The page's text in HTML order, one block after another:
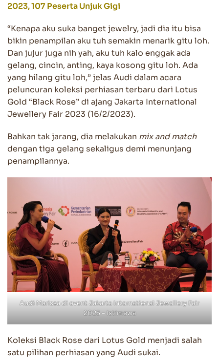
2023, 107 Peserta Unjuk Gigi
“Kenapa aku suka banget jewelry, jadi dia itu bisa
bikin penampilan aku tuh semakin menarik gitu loh.
Dan jujur juga nih yah, aku tuh kalo enggak ada
gelang, cincin, anting, kaya kosong gitu loh. Ada
yang hilang gitu loh,” jelas Audi dalam acara
peluncuran koleksi perhiasan terbaru dari Lotus
Gold “Black Rose” di ajang Jakarta International
Jewellery Fair 2023 (16/2/2023).
Bahkan tak jarang, dia melakukan mix and match
dengan tiga gelang sekaligus demi menunjang
penampilannya.
Audi Marissa di event Jakarta International Jewellery Fair
2023 – Istimewa
Koleksi Black Rose dari Lotus Gold menjadi salah
satu pilihan perhiasan yang Audi sukai.